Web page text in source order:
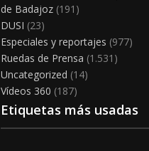
de Badajoz (191)
DUSI (23)
Especiales y reportajes (977)
Ruedas de Prensa (1.531)
Uncategorized (14)
Vídeos 360 (187)
Etiquetas más usadas